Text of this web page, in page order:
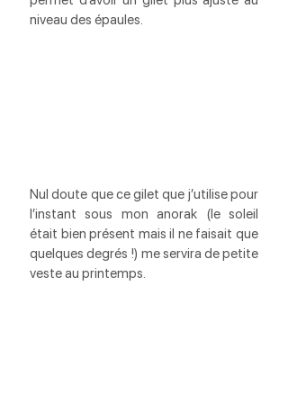
niveau des épaules.
Nul doute que ce gilet que j’utilise pour
l’instant sous mon anorak (le soleil
était bien présent mais il ne faisait que
quelques degrés !) me servira de petite
veste au printemps.